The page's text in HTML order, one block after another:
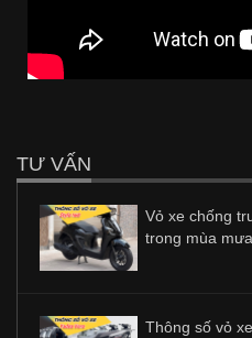
TƯ VẤN
Vỏ xe chống
trong mùa
Thông số vỏ